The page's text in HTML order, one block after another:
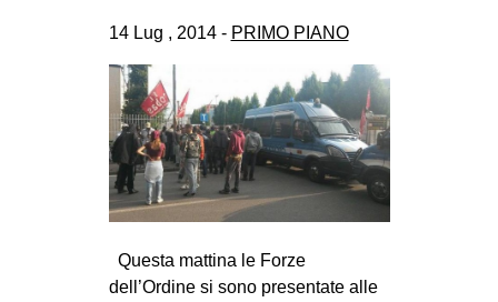
14 Lug , 2014 - PRIMO PIANO
Questa mattina le Forze
dell’Ordine si sono presentate alle